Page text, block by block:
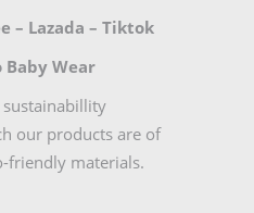
– Lazada – Tiktok
Baby Wear
sustainabillity
our products are of
friendly materials.